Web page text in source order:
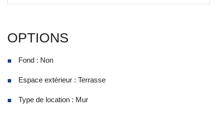
OPTIONS
Fond : Non
Espace extérieur : Terrasse
Type de location : Mur